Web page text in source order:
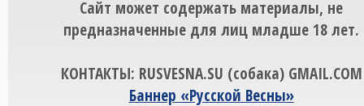
Сайт может содержать материалы, не
предназначенные для лиц младше 18 лет.
КОНТАКТЫ: RUSVESNA.SU (собака) GMAIL.COM
Баннер «Русской Весны»